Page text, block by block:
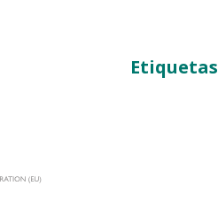
Etiquetas